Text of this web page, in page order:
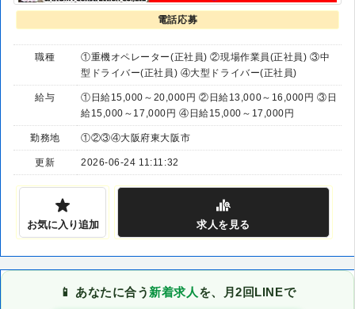
電話応募
職種
①重機オペレーター(正社員) ②現場作業員(正社員) ③中
型ドライバー(正社員) ④大型ドライバー(正社員)
給与
①日給15,000～20,000円 ②日給13,000～16,000円 ③日
給15,000～17,000円 ④日給15,000～17,000円
勤務地 ①②③④大阪府東大阪市
更新 2026-06-24 11:11:32
お気に入り追加 求人を見る
📱 あなたに合う 新着求人 を、月2回LINEで